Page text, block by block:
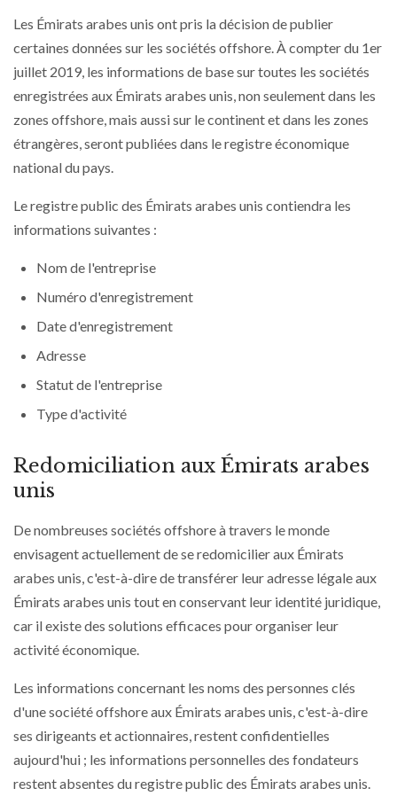
Les Émirats arabes unis ont pris la décision de publier
certaines données sur les sociétés offshore. À compter du 1er
juillet 2019, les informations de base sur toutes les sociétés
enregistrées aux Émirats arabes unis, non seulement dans les
zones offshore, mais aussi sur le continent et dans les zones
étrangères, seront publiées dans le registre économique
national du pays.
Le registre public des Émirats arabes unis contiendra les
informations suivantes :
Nom de l'entreprise
Numéro d'enregistrement
Date d'enregistrement
Adresse
Statut de l'entreprise
Type d'activité
Redomiciliation aux Émirats arabes
unis
De nombreuses sociétés offshore à travers le monde
envisagent actuellement de se redomicilier aux Émirats
arabes unis, c'est-à-dire de transférer leur adresse légale aux
Émirats arabes unis tout en conservant leur identité juridique,
car il existe des solutions efficaces pour organiser leur
activité économique.
Les informations concernant les noms des personnes clés
d'une société offshore aux Émirats arabes unis, c'est-à-dire
ses dirigeants et actionnaires, restent confidentielles
aujourd'hui ; les informations personnelles des fondateurs
restent absentes du registre public des Émirats arabes unis.